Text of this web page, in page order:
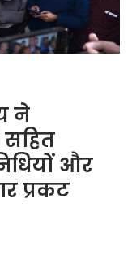
ने
सहित
और
प्रकट